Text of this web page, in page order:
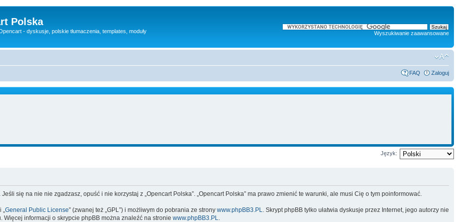
Polska
- dyskusje, polskie tłumaczenia, templates, moduły Wyszukiwanie zaawansowane
FAQ Zaloguj
Język:
się na nie nie zgadzasz, opuść i nie korzystaj z „Opencart Polska”. „Opencart Polska” ma prawo zmienić te warunki, ale musi Cię o tym poinformować.
General Public License” (zwanej też „GPL”) i możliwym do pobrania ze strony www.phpBB3.PL
. Skrypt phpBB tylko ułatwia dyskusje przez Internet, jego autorzy nie
informacji o skrypcie phpBB można znaleźć na stronie www.phpBB3.PL